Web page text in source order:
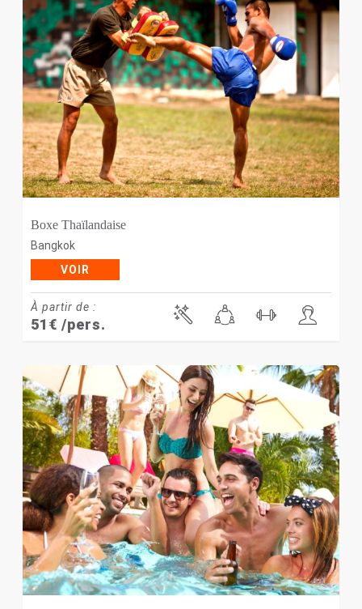
Boxe Thaïlandaise
Bangkok
VOIR
À partir de :
51 € /pers.